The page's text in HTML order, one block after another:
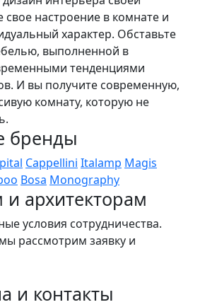
свое настроение в комнате и
характер. Обставьте
выполненной в
тенденциями
И вы получите современную,
комнату, которую не
бренды
Cappellini Italamp Magis
Bosa Monography
архитекторам
условия сотрудничества.
рассмотрим заявку и
и контакты